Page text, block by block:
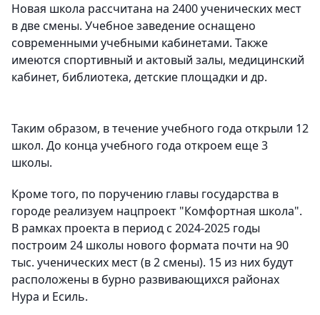
Новая школа рассчитана на 2400 ученических мест
в две смены. Учебное заведение оснащено
современными учебными кабинетами. Также
имеются спортивный и актовый залы, медицинский
кабинет, библиотека, детские площадки и др.
Таким образом, в течение учебного года открыли 12
школ. До конца учебного года откроем еще 3
школы.
Кроме того, по поручению главы государства в
городе реализуем нацпроект "Комфортная школа".
В рамках проекта в период с 2024-2025 годы
построим 24 школы нового формата почти на 90
тыс. ученических мест (в 2 смены). 15 из них будут
расположены в бурно развивающихся районах
Нура и Есиль.